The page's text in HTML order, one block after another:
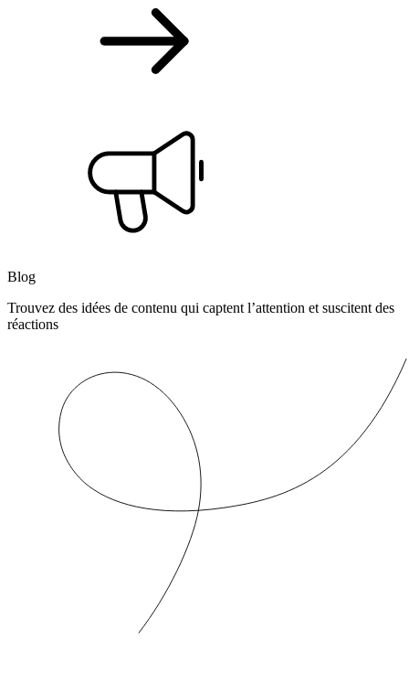
Blog
Trouvez des idées de contenu qui captent l’attention et suscitent des
réactions